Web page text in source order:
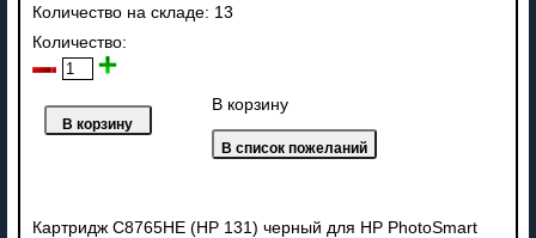
Количество на складе: 13
Количество:
В корзину
Картридж C8765HE (HP 131) черный для HP PhotoSmart